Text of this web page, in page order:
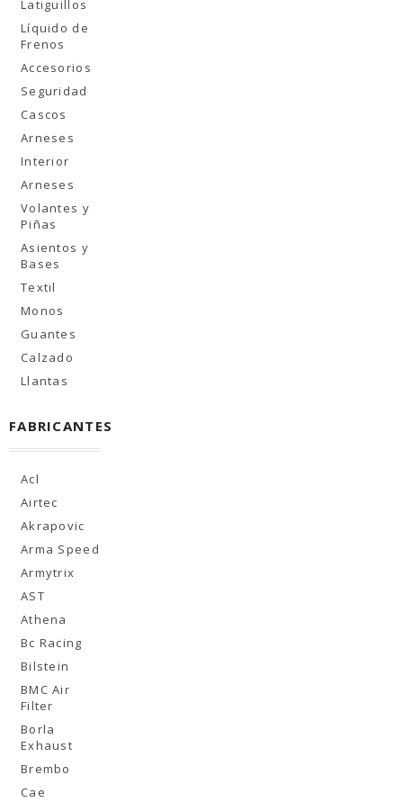
Latiguillos
Líquido de
Frenos
Accesorios
Seguridad
Cascos
Arneses
Interior
Arneses
Volantes y
Piñas
Asientos y
Bases
Textil
Monos
Guantes
Calzado
Llantas
FABRICANTES
Acl
Airtec
Akrapovic
Arma Speed
Armytrix
AST
Athena
Bc Racing
Bilstein
BMC Air
Filter
Borla
Exhaust
Brembo
Cae